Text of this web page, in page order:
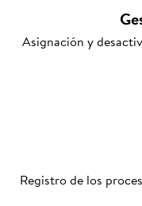
Asignación y
Registro de los